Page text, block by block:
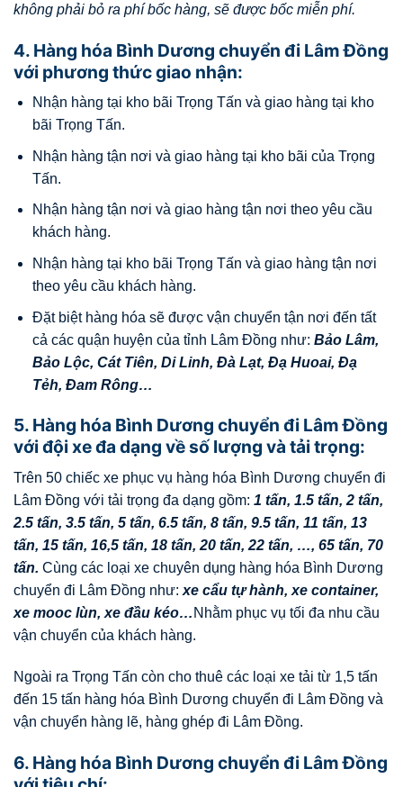
không phải bỏ ra phí bốc hàng, sẽ được bốc miễn phí.
4. Hàng hóa Bình Dương chuyển đi Lâm Đồng
với phương thức giao nhận:
Nhận hàng tại kho bãi Trọng Tấn và giao hàng tại kho
bãi Trọng Tấn.
Nhận hàng tận nơi và giao hàng tại kho bãi của Trọng
Tấn.
Nhận hàng tận nơi và giao hàng tận nơi theo yêu cầu
khách hàng.
Nhận hàng tại kho bãi Trọng Tấn và giao hàng tận nơi
theo yêu cầu khách hàng.
Đặt biệt hàng hóa sẽ được vận chuyển tận nơi đến tất
cả các quận huyện của tỉnh Lâm Đồng như: Bảo Lâm,
Bảo Lộc, Cát Tiên, Di Linh, Đà Lạt, Đạ Huoai, Đạ
Tẻh, Đam Rông…
5. Hàng hóa Bình Dương chuyển đi Lâm Đồng
với đội xe đa dạng về số lượng và tải trọng:
Trên 50 chiếc xe phục vụ hàng hóa Bình Dương chuyển đi
Lâm Đồng với tải trọng đa dạng gồm: 1 tấn, 1.5 tấn, 2 tấn,
2.5 tấn, 3.5 tấn, 5 tấn, 6.5 tấn, 8 tấn, 9.5 tấn, 11 tấn, 13
tấn, 15 tấn, 16,5 tấn, 18 tấn, 20 tấn, 22 tấn, …, 65 tấn, 70
tấn. Cùng các loại xe chuyên dụng hàng hóa Bình Dương
chuyển đi Lâm Đồng như: xe cẩu tự hành, xe container,
xe mooc lùn, xe đầu kéo… Nhằm phục vụ tối đa nhu cầu
vận chuyển của khách hàng.
Ngoài ra Trọng Tấn còn cho thuê các loại xe tải từ 1,5 tấn
đến 15 tấn hàng hóa Bình Dương chuyển đi Lâm Đồng và
vận chuyển hàng lẽ, hàng ghép đi Lâm Đồng.
6. Hàng hóa Bình Dương chuyển đi Lâm Đồng